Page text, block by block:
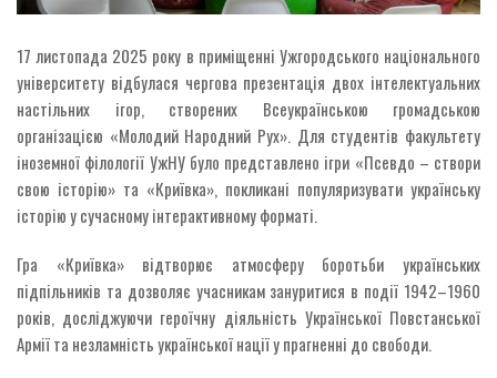
17 листопада 2025 року в приміщенні Ужгородського національного
університету відбулася чергова презентація двох інтелектуальних
настільних ігор, створених Всеукраїнською громадською
організацією «Молодий Народний Рух». Для студентів факультету
іноземної філології УжНУ було представлено ігри «Псевдо – створи
свою історію» та «Криївка», покликані популяризувати українську
історію у сучасному інтерактивному форматі.
Гра «Криївка» відтворює атмосферу боротьби українських
підпільників та дозволяє учасникам зануритися в події 1942–1960
років, досліджуючи героїчну діяльність Української Повстанської
Армії та незламність української нації у прагненні до свободи.